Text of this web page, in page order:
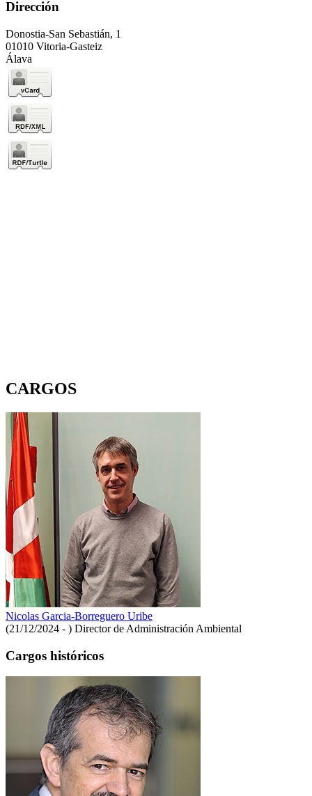
Dirección
Donostia-San Sebastián, 1
01010 Vitoria-Gasteiz
Álava
CARGOS
Nicolas Garcia-Borreguero Uribe
(21/12/2024 - ) Director de Administración Ambiental
Cargos históricos